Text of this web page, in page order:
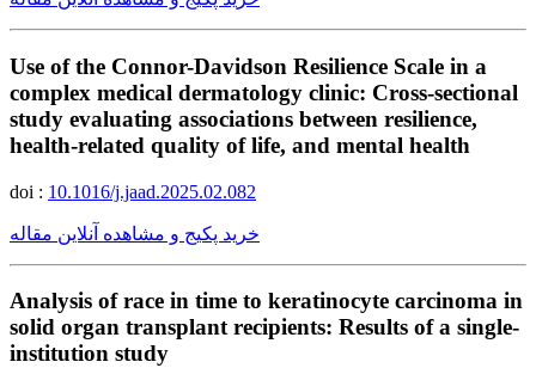
Use of the Connor-Davidson Resilience Scale in a
complex medical dermatology clinic: Cross-sectional
study evaluating associations between resilience,
health-related quality of life, and mental health
doi : 10.1016/j.jaad.2025.02.082
خرید پکیج و مشاهده آنلاین مقاله
Analysis of race in time to keratinocyte carcinoma in
solid organ transplant recipients: Results of a single-
institution study